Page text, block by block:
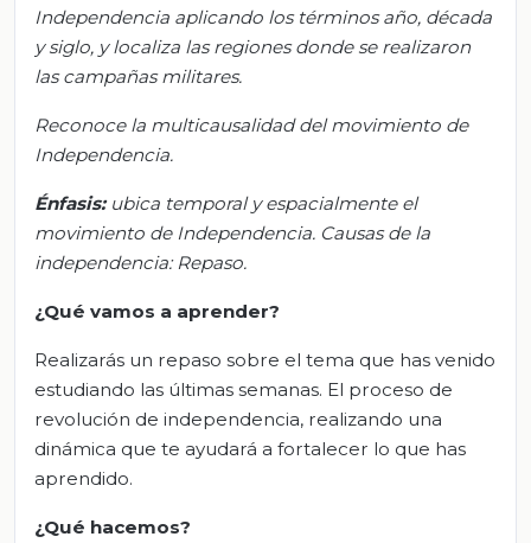
Independencia aplicando los términos año, década
y siglo, y localiza las regiones donde se realizaron
las campañas militares.
Reconoce la multicausalidad del movimiento de
Independencia.
Énfasis: ubica temporal y espacialmente el
movimiento de Independencia. Causas de la
independencia: Repaso.
¿Qué vamos a aprender?
Realizarás un repaso sobre el tema que has venido
estudiando las últimas semanas. El proceso de
revolución de independencia, realizando una
dinámica que te ayudará a fortalecer lo que has
aprendido.
¿Qué hacemos?